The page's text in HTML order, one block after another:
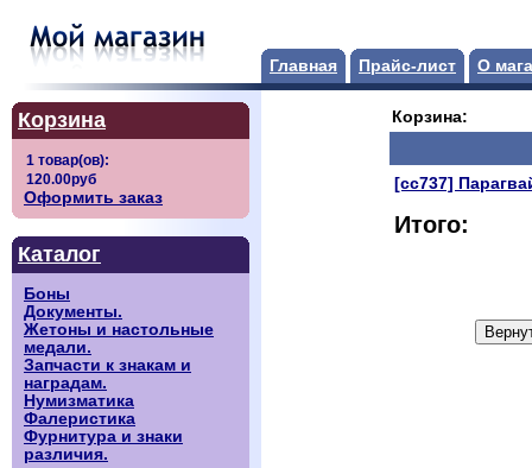
Главная Прайс-лист О
Корзина
Оформить заказ
Каталог
Боны
Документы.
Жетоны и настольные
медали.
Запчасти к знакам и
наградам.
Нумизматика
Фалеристика
Фурнитура и знаки
различия.
Корзина:
[сс737]
Итого: